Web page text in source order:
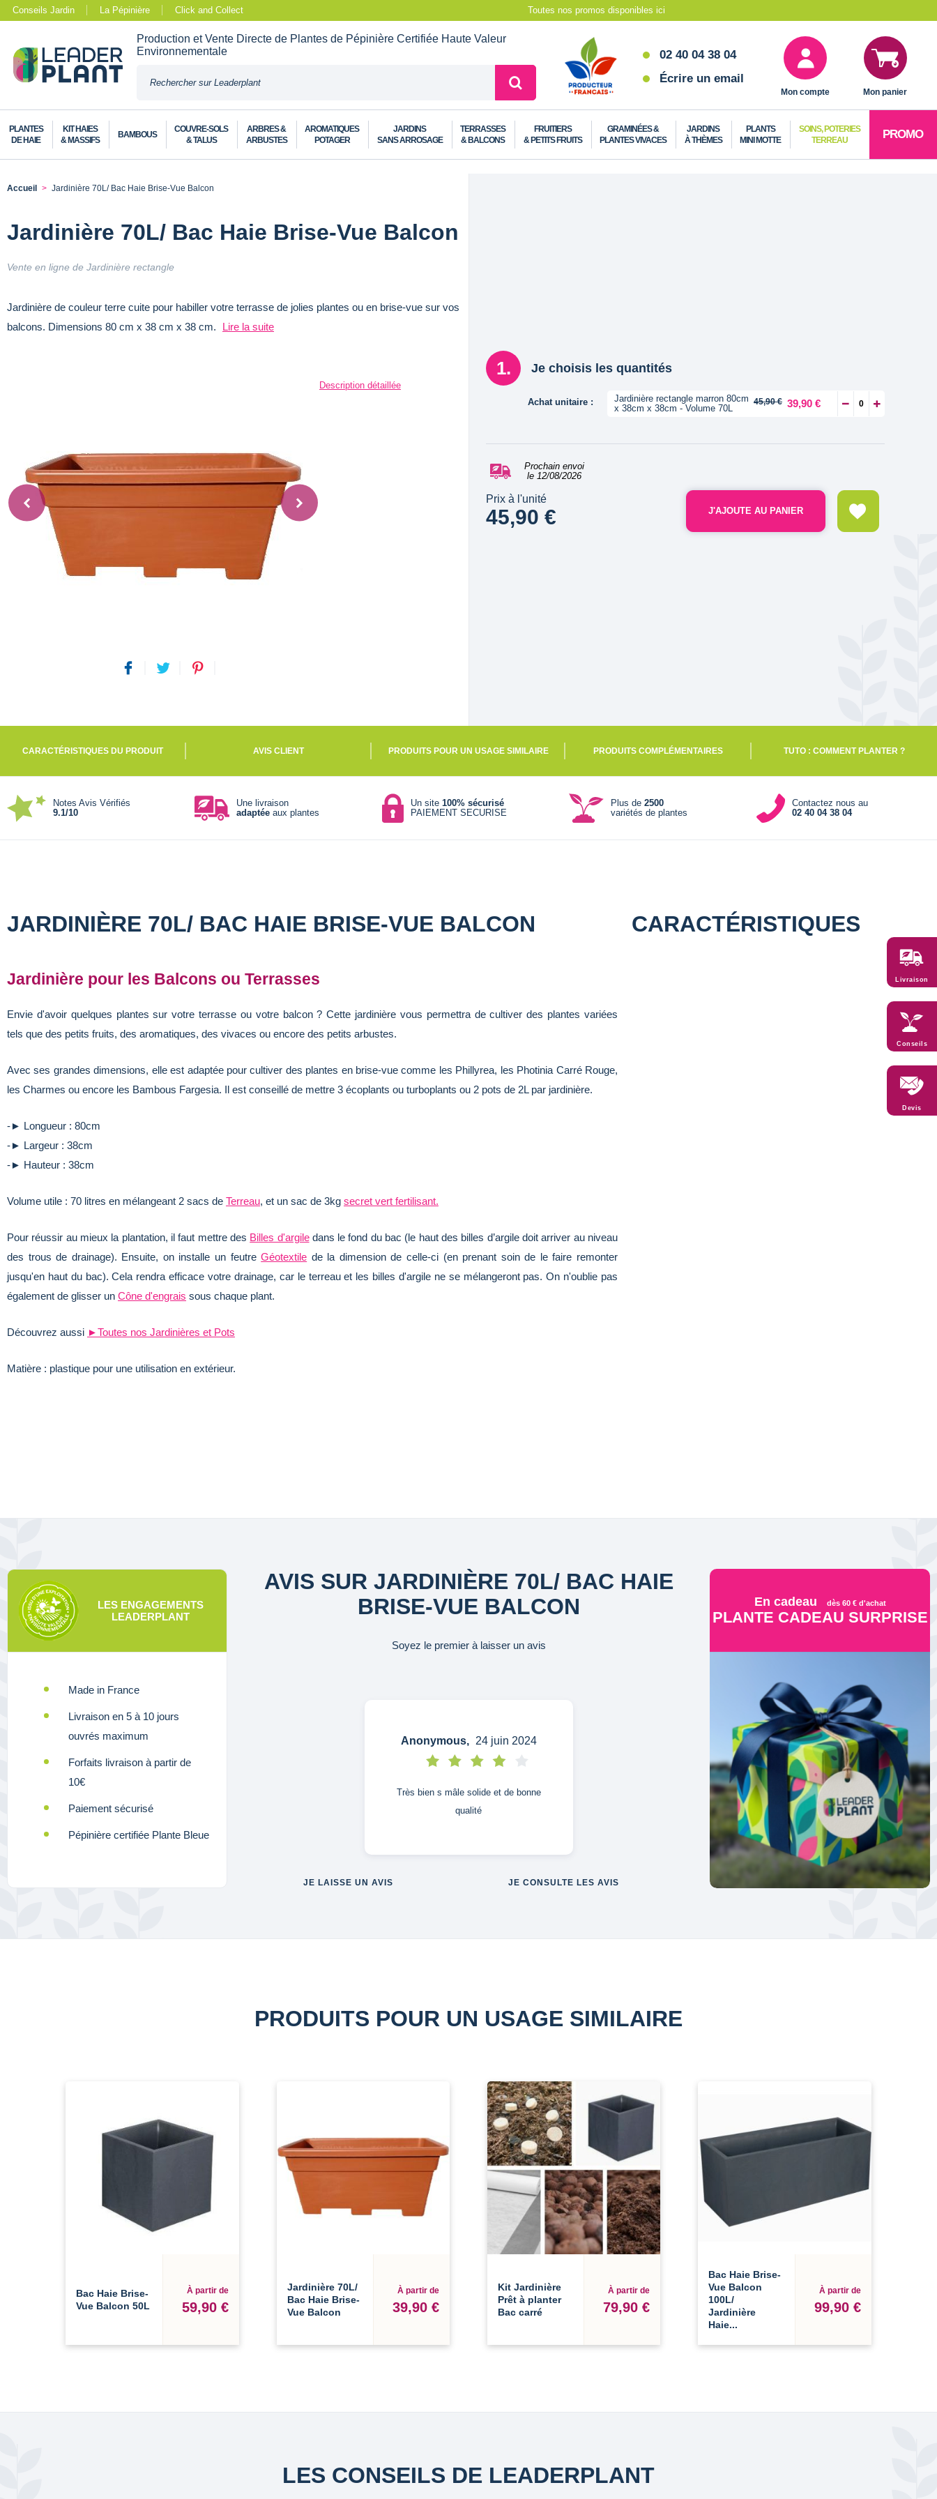
Conseils Jardin La Pépinière Click and Collect Toutes nos promos disponibles ici
Production et Vente Directe de Plantes de Pépinière Certifiée Haute Valeur
Environnementale
02 40 04 38 04
Écrire un email
Mon compte Mon panier
PLANTES
DE HAIE
KIT HAIES
& MASSIFS
BAMBOUS
COUVRE-SOLS
& TALUS
ARBRES &
ARBUSTES
AROMATIQUES
POTAGER
JARDINS
SANS ARROSAGE
TERRASSES
& BALCONS
FRUITIERS
& PETITS FRUITS
GRAMINÉES &
PLANTES VIVACES
JARDINS
À THÈMES
PLANTS
MINI MOTTE
SOINS, POTERIES
TERREAU
PROMO
Accueil Jardinière 70L/ Bac Haie Brise-Vue Balcon
Jardinière 70L/ Bac Haie Brise-Vue Balcon
Vente en ligne de Jardinière rectangle
Jardinière de couleur terre cuite pour habiller votre terrasse de jolies plantes ou en brise-vue sur vos
balcons. Dimensions 80 cm x 38 cm x 38 cm.
Lire la suite
Description détaillée
Je choisis les quantités
Achat unitaire :
Jardinière rectangle marron 80cm
x 38cm x 38cm - Volume 70L
45,90 € 39,90 €
Prochain envoi
le 12/08/2026
Prix à l'unité
45,90 € J'AJOUTE AU PANIER
CARACTÉRISTIQUES DU PRODUIT AVIS CLIENT PRODUITS POUR UN USAGE SIMILAIRE PRODUITS COMPLÉMENTAIRES TUTO : COMMENT PLANTER ?
Notes Avis Vérifiés
9.1/10
Une livraison
adaptéeaux plantes
Un site 100% sécurisé
PAIEMENT SECURISE
Plus de2500
variétés de plantes
Contactez nous au
02 40 04 38 04
JARDINIÈRE 70L/ BAC HAIE BRISE-VUE BALCON
Jardinière pour les Balcons ou Terrasses
Envie d'avoir quelques plantes sur votre terrasse ou votre balcon ? Cette jardinière vous permettra de cultiver des plantes variées
tels que des petits fruits, des aromatiques, des vivaces ou encore des petits arbustes.
Avec ses grandes dimensions, elle est adaptée pour cultiver des plantes en brise-vue comme les Phillyrea, les Photinia Carré Rouge,
les Charmes ou encore les Bambous Fargesia. Il est conseillé de mettre 3 écoplants ou turboplants ou 2 pots de 2L par jardinière.
-► Longueur : 80cm
-► Largeur : 38cm
-► Hauteur : 38cm
Volume utile : 70 litres en mélangeant 2 sacs de Terreau, et un sac de 3kg secret vert fertilisant.
Pour réussir au mieux la plantation, il faut mettre des Billes d'argiledans le fond du bac (le haut des billes d’argile doit arriver au niveau
des trous de drainage). Ensuite, on installe un feutreGéotextile de la dimension de celle-ci (en prenant soin de le faire remonter
jusqu'en haut du bac). Cela rendra efficace votre drainage, car le terreau et les billes d'argile ne se mélangeront pas. On n'oublie pas
également de glisser un Cône d'engrais sous chaque plant.
Découvrez aussi ►Toutes nos Jardinières et Pots
Matière : plastique pour une utilisation en extérieur.
CARACTÉRISTIQUES
LES ENGAGEMENTS
LEADERPLANT
Made in France
Livraison en 5 à 10 jours
ouvrés maximum
Forfaits livraison à partir de
10€
Paiement sécurisé
Pépinière certifiée Plante Bleue
AVIS SUR JARDINIÈRE 70L/ BAC HAIE
BRISE-VUE BALCON
Soyez le premier à laisser un avis
Anonymous, 24 juin 2024
Très bien s mâle solide et de bonne
qualité
JE LAISSE UN AVIS JE CONSULTE LES AVIS
En cadeau dès 60 € d'achat
PLANTE CADEAU SURPRISE
PRODUITS POUR UN USAGE SIMILAIRE
Bac Haie Brise-
Vue Balcon 50L
À partir de
59,90 €
Jardinière 70L/
Bac Haie Brise-
Vue Balcon
À partir de
39,90 €
Kit Jardinière
Prêt à planter
Bac carré
À partir de
79,90 €
Bac Haie Brise-
Vue Balcon
100L/
Jardinière
Haie...
À partir de
99,90 €
LES CONSEILS DE LEADERPLANT
Livraison
Conseils
Devis